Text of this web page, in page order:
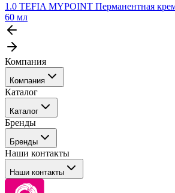
1.0 TEFIA MYPOINT Перманентная
60 мл
Компания
Компания
События
Покупателю
Каталог
Каталог
Профессиональные средства для
Сервисные средства
Уход
Стайлинг
Брови и ресницы
Барберинг
Бренды
Бренды
Tefia
Concept
Kezy
Наши контакты
Наши контакты